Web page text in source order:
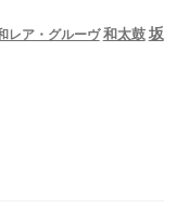
レア・グルーヴ 和太鼓坂